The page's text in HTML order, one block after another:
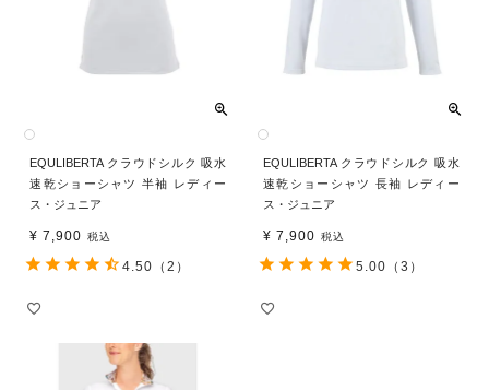
EQULIBERTA クラウドシルク 吸水
速乾ショーシャツ 半袖 レディー
ス・ジュニア
¥ 7,900 税込
4.50 （2）
EQULIBERTA クラウドシルク 吸水
速乾ショーシャツ 長袖 レディー
ス・ジュニア
¥ 7,900 税込
5.00 （3）